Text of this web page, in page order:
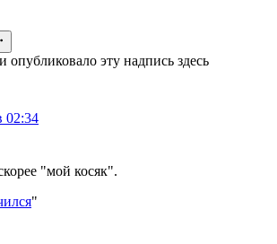
эту надпись здесь
02:34
"мой косяк".
"